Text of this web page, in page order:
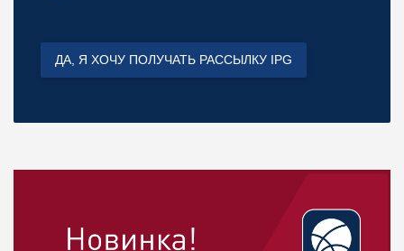
ДА, Я ХОЧУ ПОЛУЧАТЬ РАССЫЛКУ IPG